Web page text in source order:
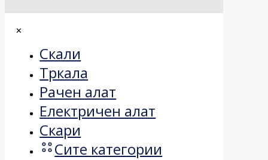
✕
Скали
Тркала
Рачен алат
Електричен алат
Скари
Сите категории